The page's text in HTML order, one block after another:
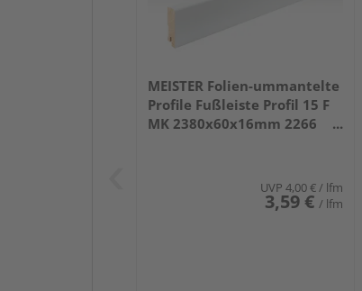
MEISTER Folien-ummantelte
Profile Fußleiste Profil 15 F
MK 2380x60x16mm 2266
UVP 4,00 €/ lfm
3,59 € / lfm